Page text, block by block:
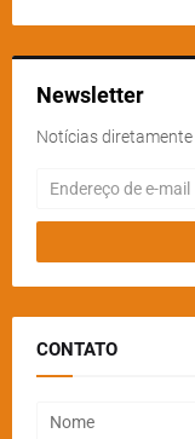
Newsletter
Notícias diretamente
CONTATO